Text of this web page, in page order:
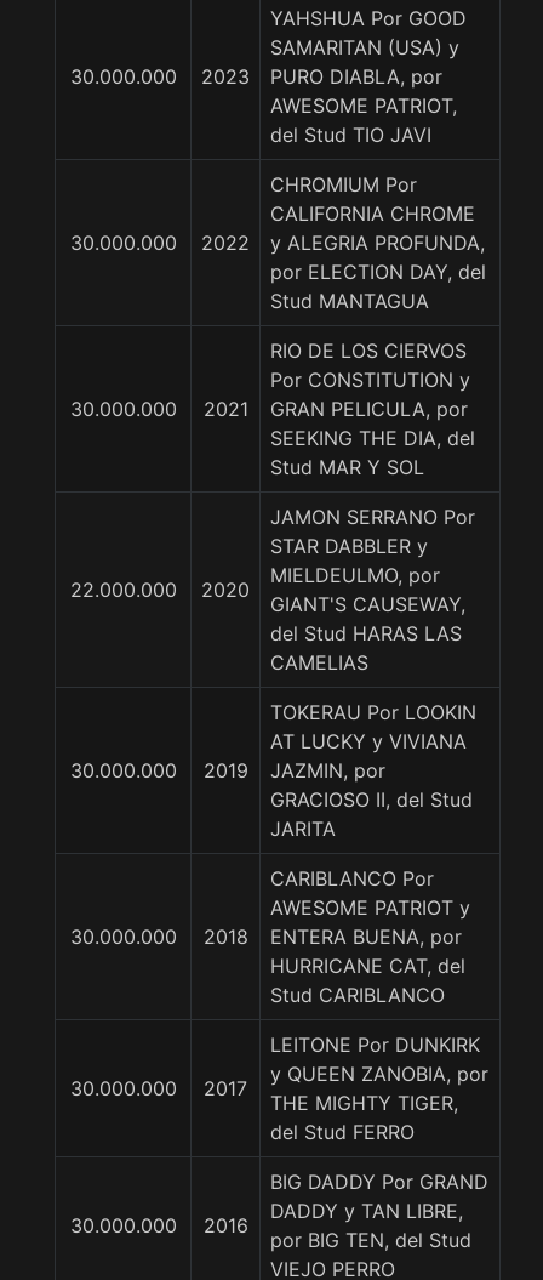
30.000.000 2023
YAHSHUA Por GOOD
SAMARITAN (USA) y
PURO DIABLA, por
AWESOME PATRIOT,
del Stud TIO JAVI
30.000.000 2022
CHROMIUM Por
CALIFORNIA CHROME
y ALEGRIA PROFUNDA,
por ELECTION DAY, del
Stud MANTAGUA
30.000.000 2021
RIO DE LOS CIERVOS
Por CONSTITUTION y
GRAN PELICULA, por
SEEKING THE DIA, del
Stud MAR Y SOL
22.000.000 2020
JAMON SERRANO Por
STAR DABBLER y
MIELDEULMO, por
GIANT'S CAUSEWAY,
del Stud HARAS LAS
CAMELIAS
30.000.000 2019
TOKERAU Por LOOKIN
AT LUCKY y VIVIANA
JAZMIN, por
GRACIOSO II, del Stud
JARITA
30.000.000 2018
CARIBLANCO Por
AWESOME PATRIOT y
ENTERA BUENA, por
HURRICANE CAT, del
Stud CARIBLANCO
30.000.000 2017
LEITONE Por DUNKIRK
y QUEEN ZANOBIA, por
THE MIGHTY TIGER,
del Stud FERRO
30.000.000 2016
BIG DADDY Por GRAND
DADDY y TAN LIBRE,
por BIG TEN, del Stud
VIEJO PERRO